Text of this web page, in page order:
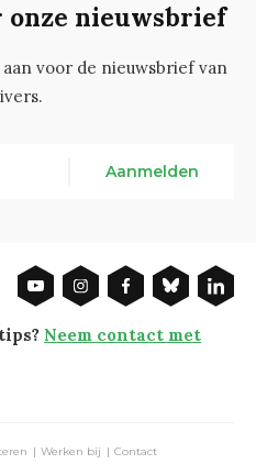
nieuwsbrief
voor de nieuwsbrief van
Aanmelden
Neem contact met
Werken bij Contact